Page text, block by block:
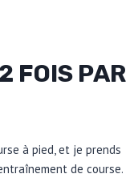
FOIS PAR
à pied, et je prends
de course.